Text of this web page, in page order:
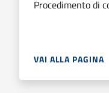
Procedimento di
VAI ALLA PAGINA